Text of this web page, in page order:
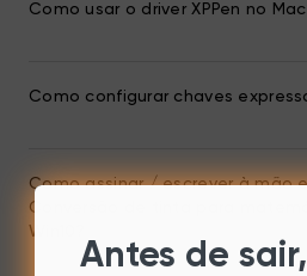
Como usar o driver XPPen no
Como configurar chaves
Como assinar / escrever à mão
Conversão de tinta para
Win10?
Antes de